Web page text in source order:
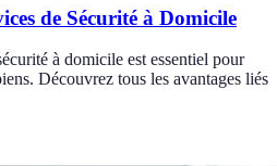
de Sécurité à Domicile
à domicile est essentiel pour
Découvrez tous les avantages liés